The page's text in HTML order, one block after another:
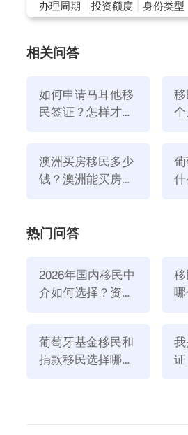
是住房和交通，这些费用可能占
们不会在公共场合谈论个人隐私
以上就是为大家分享的移民加拿
了解更多移民留学信息，欢迎关
下一篇：澳洲和新西兰哪个更适合移民？移民国家都有什么优势？
办理周期 投资额度 身份类型
相关问答
如何申请马耳他移
民签证？怎样才能
移
个
澳洲买房移民多少
钱？澳洲能买房移
葡
什
热门问答
2026年国内移民中
介如何选择？资
移
哪
葡萄牙基金移民和
捐款移民选择哪个
我
证